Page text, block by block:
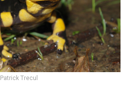
Trecul